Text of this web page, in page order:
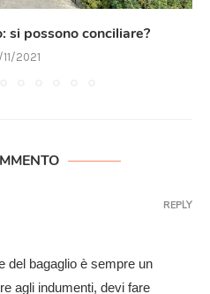
si possono conciliare?
2021
del bagaglio è sempre un
agli indumenti, devi fare
REPLY